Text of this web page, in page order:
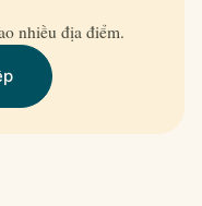
nhiều địa điểm.